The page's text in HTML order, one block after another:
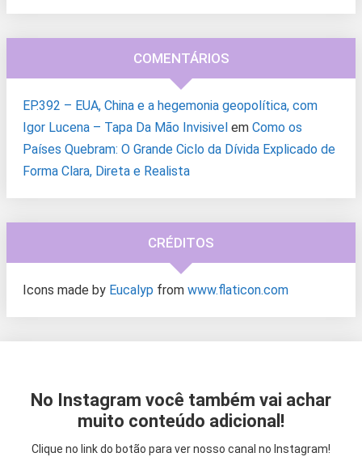
COMENTÁRIOS
EP.392 – EUA, China e a hegemonia geopolítica, com
Igor Lucena – Tapa Da Mão Invisivel em Como os
Países Quebram: O Grande Ciclo da Dívida Explicado de
Forma Clara, Direta e Realista
CRÉDITOS
Icons made by Eucalyp from www.flaticon.com
No Instagram você também vai achar
muito conteúdo adicional!
Clique no link do botão para ver nosso canal no Instagram!